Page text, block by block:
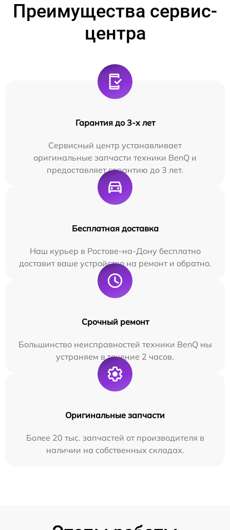
Преимущества сервис-
центра
Гарантия до 3-х лет
Сервисный центр устанавливает
оригинальные запчасти техники BenQ и
предоставляет гарантию до 3 лет.
Бесплатная доставка
Наш курьер в Ростове-на-Дону бесплатно
доставит ваше устройство на ремонт и обратно.
Срочный ремонт
Большинство неисправностей техники BenQ мы
устраняем в течение 2 часов.
Оригинальные запчасти
Более 20 тыс. запчастей от производителя в
наличии на собственных складах.